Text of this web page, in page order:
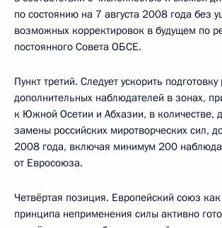
по состоянию на 7 августа 2008 года без
возможных корректировок в будущем по
постоянного Совета ОБСЕ.
Пункт третий. Следует ускорить
дополнительных наблюдателей в зонах,
к Южной Осетии и Абхазии, в количестве,
замены российских миротворческих сил,
2008 года, включая минимум 200
от Евросоюза.
Четвёртая позиция. Европейский союз как
принципа неприменения силы активно